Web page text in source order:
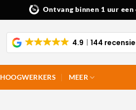
Ontvang binnen 1 uur
4.9 144
HOOGWERKERS MEER